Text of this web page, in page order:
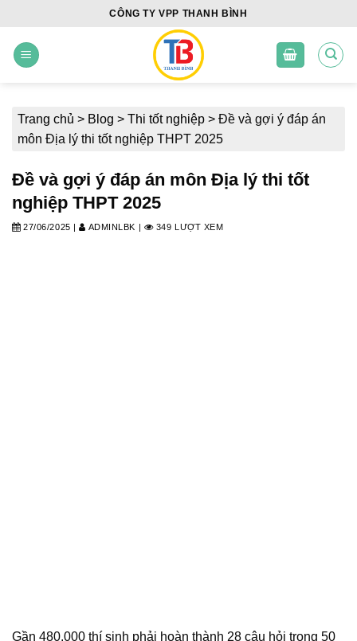
content
CÔNG TY VPP THANH BÌNH
Trang chủ > Blog > Thi tốt nghiệp > Đề và gợi ý đáp án
môn Địa lý thi tốt nghiệp THPT 2025
Đề và gợi ý đáp án môn Địa lý thi tốt
nghiệp THPT 2025
27/06/2025 | ADMINLBK | 349 LƯỢT XEM
Gần 480.000 thí sinh phải hoàn thành 28 câu hỏi trong 50